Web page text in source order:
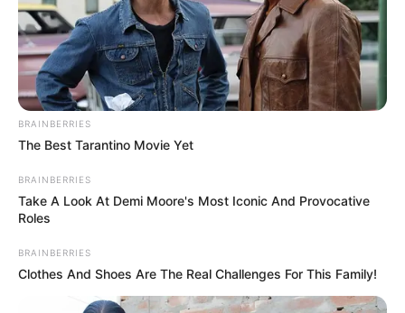
INSPIRASI
Asal Usul Wisata Baturraden,
BRAINBERRIES
The Best Tarantino Movie Yet
BRAINBERRIES
Take A Look At Demi Moore's Most Iconic And Provocative
Roles
BRAINBERRIES
Clothes And Shoes Are The Real Challenges For This Family!